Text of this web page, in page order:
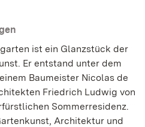
ist ein Glanzstück der
Er entstand unter dem
Baumeister Nicolas de
Friedrich Ludwig von
Sommerresidenz.
Architektur und